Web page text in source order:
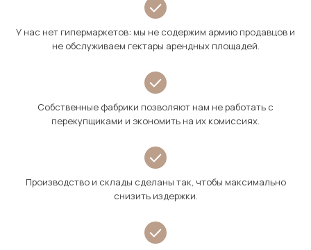
У нас нет гипермаркетов: мы не содержим армию продавцов и
не обслуживаем гектары арендных площадей.
Собственные фабрики позволяют нам не работать с
перекупщиками и экономить на их комиссиях.
Производство и склады сделаны так, чтобы максимально
снизить издержки.